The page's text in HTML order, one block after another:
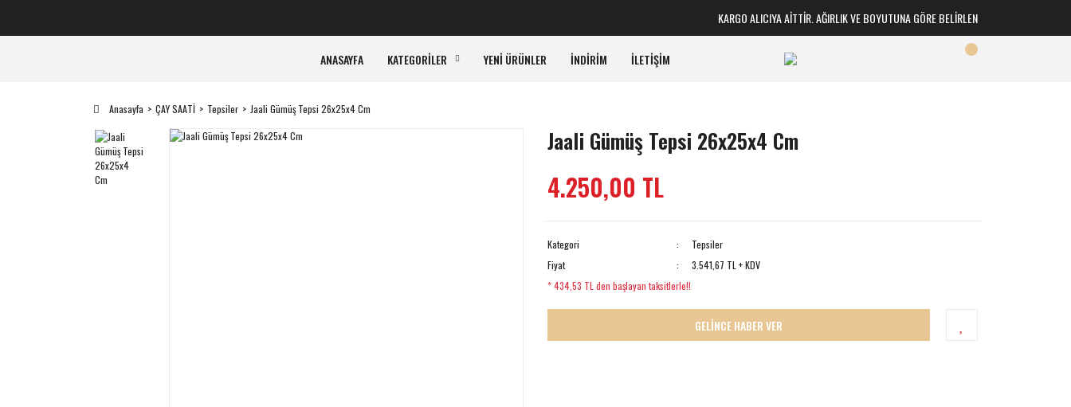
KARGO ALICIYA AİTTİR. AĞIRLIK VE BOYUTUNA GÖRE BELİRLENİR
ANASAYFA KATEGORİLER YENİ ÜRÜNLER İNDİRİM İLETİŞİM
Anasayfa ÇAY SAATİ Tepsiler Jaali Gümüş Tepsi 26x25x4 Cm
Jaali Gümüş Tepsi 26x25x4 Cm
4.250,00 TL
Kategori
Tepsiler
Fiyat
3.541,67 TL + KDV
* 434,53 TL den başlayan taksitlerle!!
GELİNCE HABER VER